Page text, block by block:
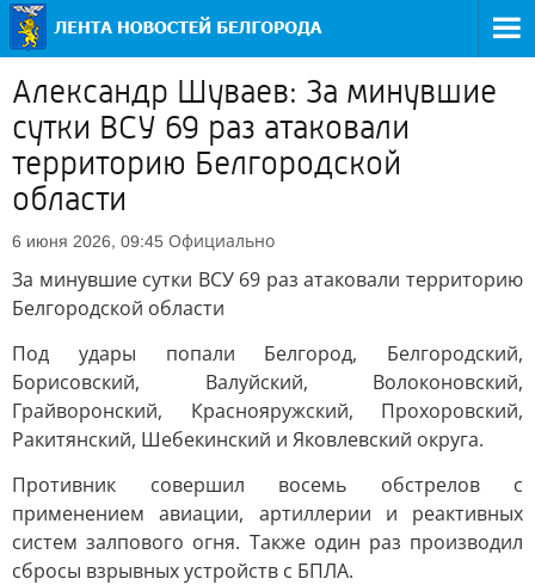
Александр Шуваев: За минувшие
сутки ВСУ 69 раз атаковали
территорию Белгородской
области
6 июня 2026, 09:45 Официально
За минувшие сутки ВСУ 69 раз атаковали территорию
Белгородской области
Под удары попали Белгород, Белгородский,
Борисовский, Валуйский, Волоконовский,
Грайворонский, Краснояружский, Прохоровский,
Ракитянский, Шебекинский и Яковлевский округа.
Противник совершил восемь обстрелов с
применением авиации, артиллерии и реактивных
систем залпового огня. Также один раз производил
сбросы взрывных устройств с БПЛА.